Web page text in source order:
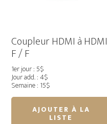
Coupleur HDMI à HDMI
F / F
1er jour : 5$
Jour add. : 4$
Semaine : 15$
AJOUTER À LA
LISTE